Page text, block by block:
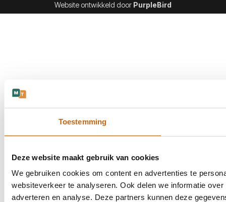
Toestemming
Deze website maakt gebruik van cookies
We gebruiken cookies om content en advertenties te
websiteverkeer te analyseren. Ook delen we informatie
adverteren en analyse. Deze partners kunnen deze
Website ontwikkeld door PurpleBird